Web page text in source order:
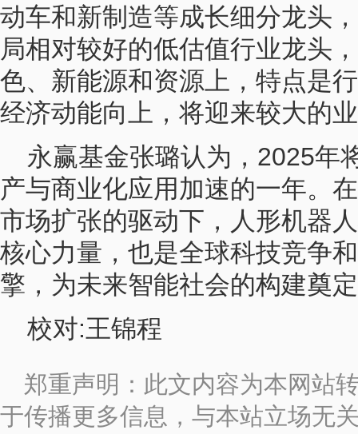
动车和新制造等成长细分龙头
局相对较好的低估值行业龙头
色、新能源和资源上，特点是
经济动能向上，将迎来较大的
永赢基金张璐认为，2025年
产与商业化应用加速的一年。
市场扩张的驱动下，人形机器
核心力量，也是全球科技竞争
擎，为未来智能社会的构建奠
校对:王锦程
郑重声明：此文内容为本网站
于传播更多信息，与本站立场无